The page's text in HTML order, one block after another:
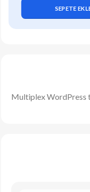
SEPETE
Multiplex WordPress